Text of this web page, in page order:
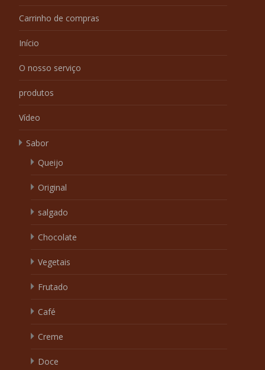
Carrinho de compras
Início
O nosso serviço
produtos
Vídeo
Sabor
Queijo
Original
salgado
Chocolate
Vegetais
Frutado
Café
Creme
Doce